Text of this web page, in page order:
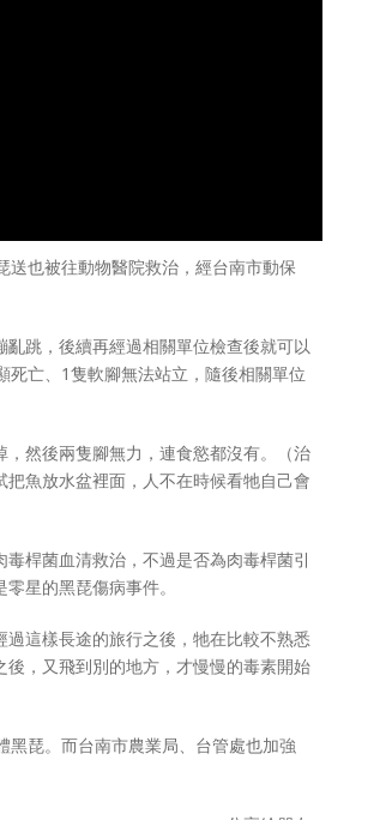
送也被往動物醫院救治，經台南市動保
跳，後續再經過相關單位檢查後就可以
亡、1隻軟腳無法站立，隨後相關單位
然後兩隻腳無力，連食慾都沒有。（治
魚放水盆裡面，人不在時候看牠自己會
桿菌血清救治，不過是否為肉毒桿菌引
星的黑琵傷病事件。
這樣長途的旅行之後，牠在比較不熟悉
，又飛到別的地方，才慢慢的毒素開始
琵。而台南市農業局、台管處也加強